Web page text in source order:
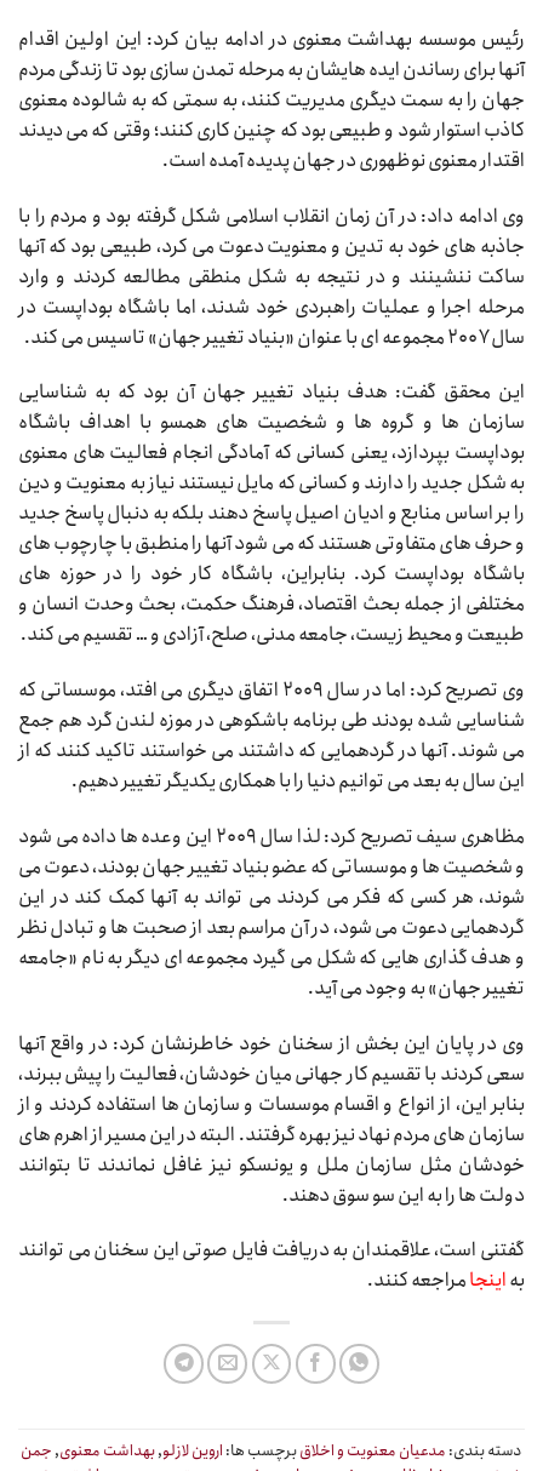
رئیس موسسه بهداشت معنوی در ادامه بیان کرد: این اولین اقدام
آنها برای رساندن ایده هایشان به مرحله تمدن سازی بود تا زندگی مردم
جهان را به سمت دیگری مدیریت کنند، به سمتی که به شالوده معنوی
کاذب استوار شود و طبیعی بود که چنین کاری کنند؛ وقتی که می دیدند
اقتدار معنوی نوظهوری در جهان پدیده آمده است.
وی ادامه داد: در آن زمان انقلاب اسلامی شکل گرفته بود و مردم را با
جاذبه های خود به تدین و معنویت دعوت می کرد، طبیعی بود که آنها
ساکت ننشینند و در نتیجه به شکل منطقی مطالعه کردند و وارد
مرحله اجرا و عملیات راهبردی خود شدند، اما باشگاه بوداپست در
سال ۲۰۰۷ مجموعه ای با عنوان «بنیاد تغییر جهان» تاسیس می کند.
این محقق گفت: هدف بنیاد تغییر جهان آن بود که به شناسایی
سازمان ها و گروه ها و شخصیت های همسو با اهداف باشگاه
بوداپست بپردازد، یعنی کسانی که آمادگی انجام فعالیت های معنوی
به شکل جدید را دارند و کسانی که مایل نیستند نیاز به معنویت و دین
را بر اساس منابع و ادیان اصیل پاسخ دهند بلکه به دنبال پاسخ جدید
و حرف های متفاوتی هستند که می شود آنها را منطبق با چارچوب های
باشگاه بوداپست کرد. بنابراین، باشگاه کار خود را در حوزه های
مختلفی از جمله بحث اقتصاد، فرهنگ حکمت، بحث وحدت انسان و
طبیعت و محیط زیست، جامعه مدنی، صلح، آزادی و … تقسیم می کند.
وی تصریح کرد: اما در سال ۲۰۰۹ اتفاق دیگری می افتد، موسساتی که
شناسایی شده بودند طی برنامه باشکوهی در موزه لندن گرد هم جمع
می شوند. آنها در گردهمایی که داشتند می خواستند تاکید کنند که از
این سال به بعد می توانیم دنیا را با همکاری یکدیگر تغییر دهیم.
مظاهری سیف تصریح کرد: لذا سال ۲۰۰۹ این وعده ها داده می شود
و شخصیت ها و موسساتی که عضو بنیاد تغییر جهان بودند، دعوت می
شوند، هر کسی که فکر می کردند می تواند به آنها کمک کند در این
گردهمایی دعوت می شود، در آن مراسم بعد از صحبت ها و تبادل نظر
و هدف گذاری هایی که شکل می گیرد مجموعه ای دیگر به نام «جامعه
تغییر جهان» به وجود می آید.
وی در پایان این بخش از سخنان خود خاطرنشان کرد: در واقع آنها
سعی کردند با تقسیم کار جهانی میان خودشان، فعالیت را پیش ببرند،
بنابر این، از انواع و اقسام موسسات و سازمان ها استفاده کردند و از
سازمان های مردم نهاد نیز بهره گرفتند. البته در این مسیر از اهرم های
خودشان مثل سازمان ملل و یونسکو نیز غافل نماندند تا بتوانند
دولت ها را به این سو سوق دهند.
گفتنی است، علاقمندان به دریافت فایل صوتی این سخنان می توانند
بهاینجامراجعه کنند.
دسته بندی: مدعیان معنویت و اخلاقبرچسب ها: اروین لازلو,بهداشت معنوی, جمن